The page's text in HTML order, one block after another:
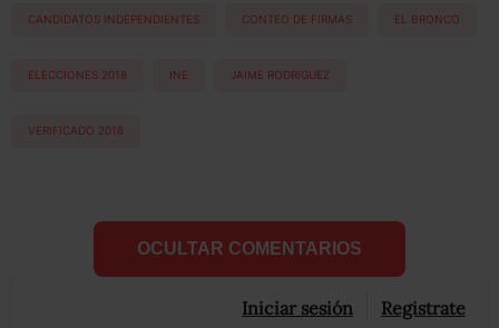
CANDIDATOS INDEPENDIENTES CONTEO DE FIRMAS EL BRONCO
ELECCIONES 2018 INE JAIME RODRIGUEZ
VERIFICADO 2018
OCULTAR COMENTARIOS
Iniciar sesión Registrate